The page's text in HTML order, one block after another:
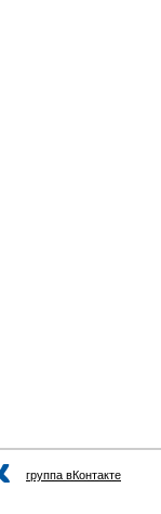
группа вКонтакте